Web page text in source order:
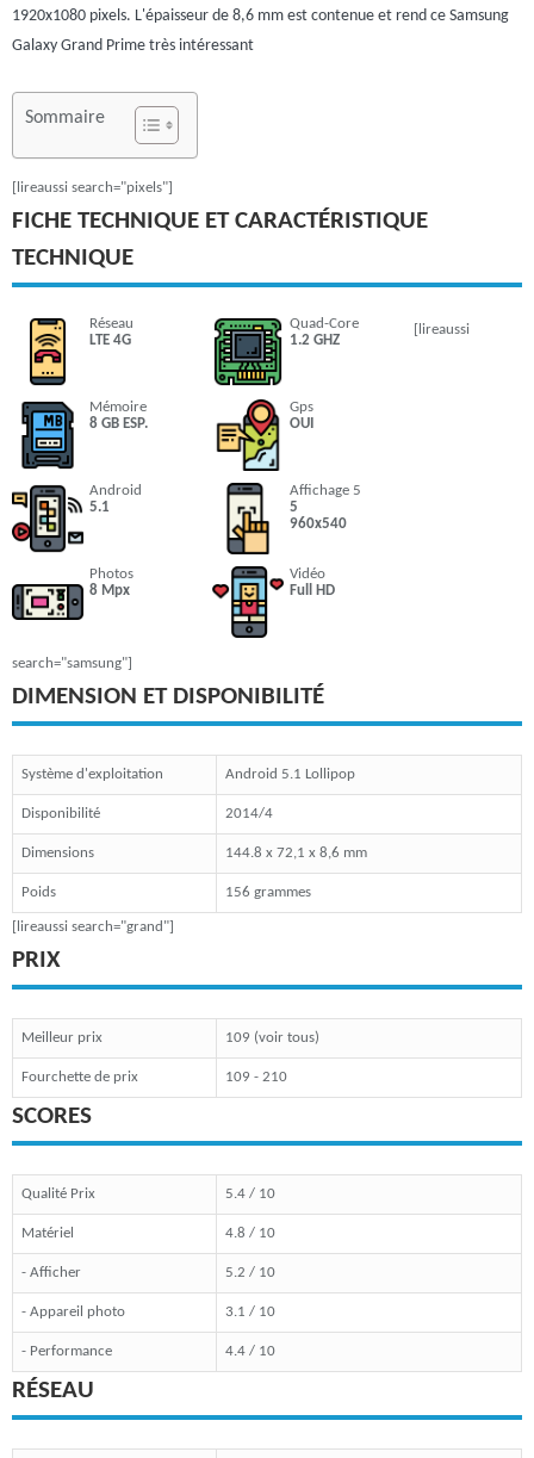
1920x1080 pixels. L'épaisseur de 8,6 mm est contenue et rend ce Samsung
Galaxy Grand Prime très intéressant
Sommaire
[lireaussi search="pixels"]
FICHE TECHNIQUE ET CARACTÉRISTIQUE
TECHNIQUE
Réseau
LTE 4G
Quad-Core
1.2 GHZ
Mémoire
8 GB ESP.
Gps
OUI
Android
5.1
Affichage 5
5
960x540
Photos
8 Mpx
Vidéo
Full HD
[lireaussi
search="samsung"]
DIMENSION ET DISPONIBILITÉ
Système d'exploitation Android 5.1 Lollipop
Disponibilité 2014/4
Dimensions 144.8 x 72,1 x 8,6 mm
Poids 156 grammes
[lireaussi search="grand"]
PRIX
Meilleur prix 109 (voir tous)
Fourchette de prix 109 - 210
SCORES
Qualité Prix 5.4 / 10
Matériel 4.8 / 10
- Afficher 5.2 / 10
- Appareil photo 3.1 / 10
- Performance 4.4 / 10
RÉSEAU